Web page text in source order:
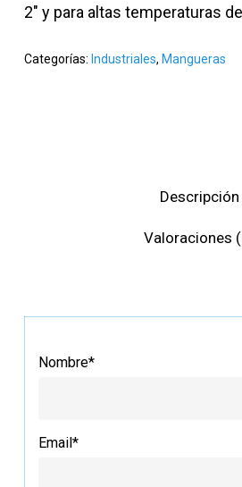
2″ y para altas temperaturas
Categorías: Industriales, Mangueras
Descripción
Valoraciones
Nombre*
Email*